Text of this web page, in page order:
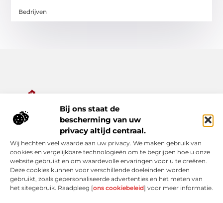
Bij ons staat de
bescherming van uw
privacy altijd centraal.
Wij hechten veel waarde aan uw privacy. We maken gebruik van
cookies en vergelijkbare technologieën om te begrijpen hoe u onze
website gebruikt en om waardevolle ervaringen voor u te creëren.
Deze cookies kunnen voor verschillende doeleinden worden
gebruikt, zoals gepersonaliseerde advertenties en het meten van
het sitegebruik. Raadpleeg [ons cookiebeleid] voor meer informatie.
Bedrijven
Alles wat je nodig hebt voor een rijker dagelijks leven.
Ontdek een diverse verzameling van blogs en artikelen die je
inspireren, informeren en verrijken – van praktische tips tot
bijzondere verhalen.
Bericht categorie